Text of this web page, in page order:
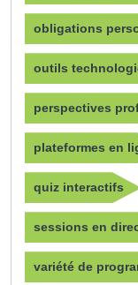
obligations
outils
perspectives
plateformes en
quiz interactifs
sessions en
variété de